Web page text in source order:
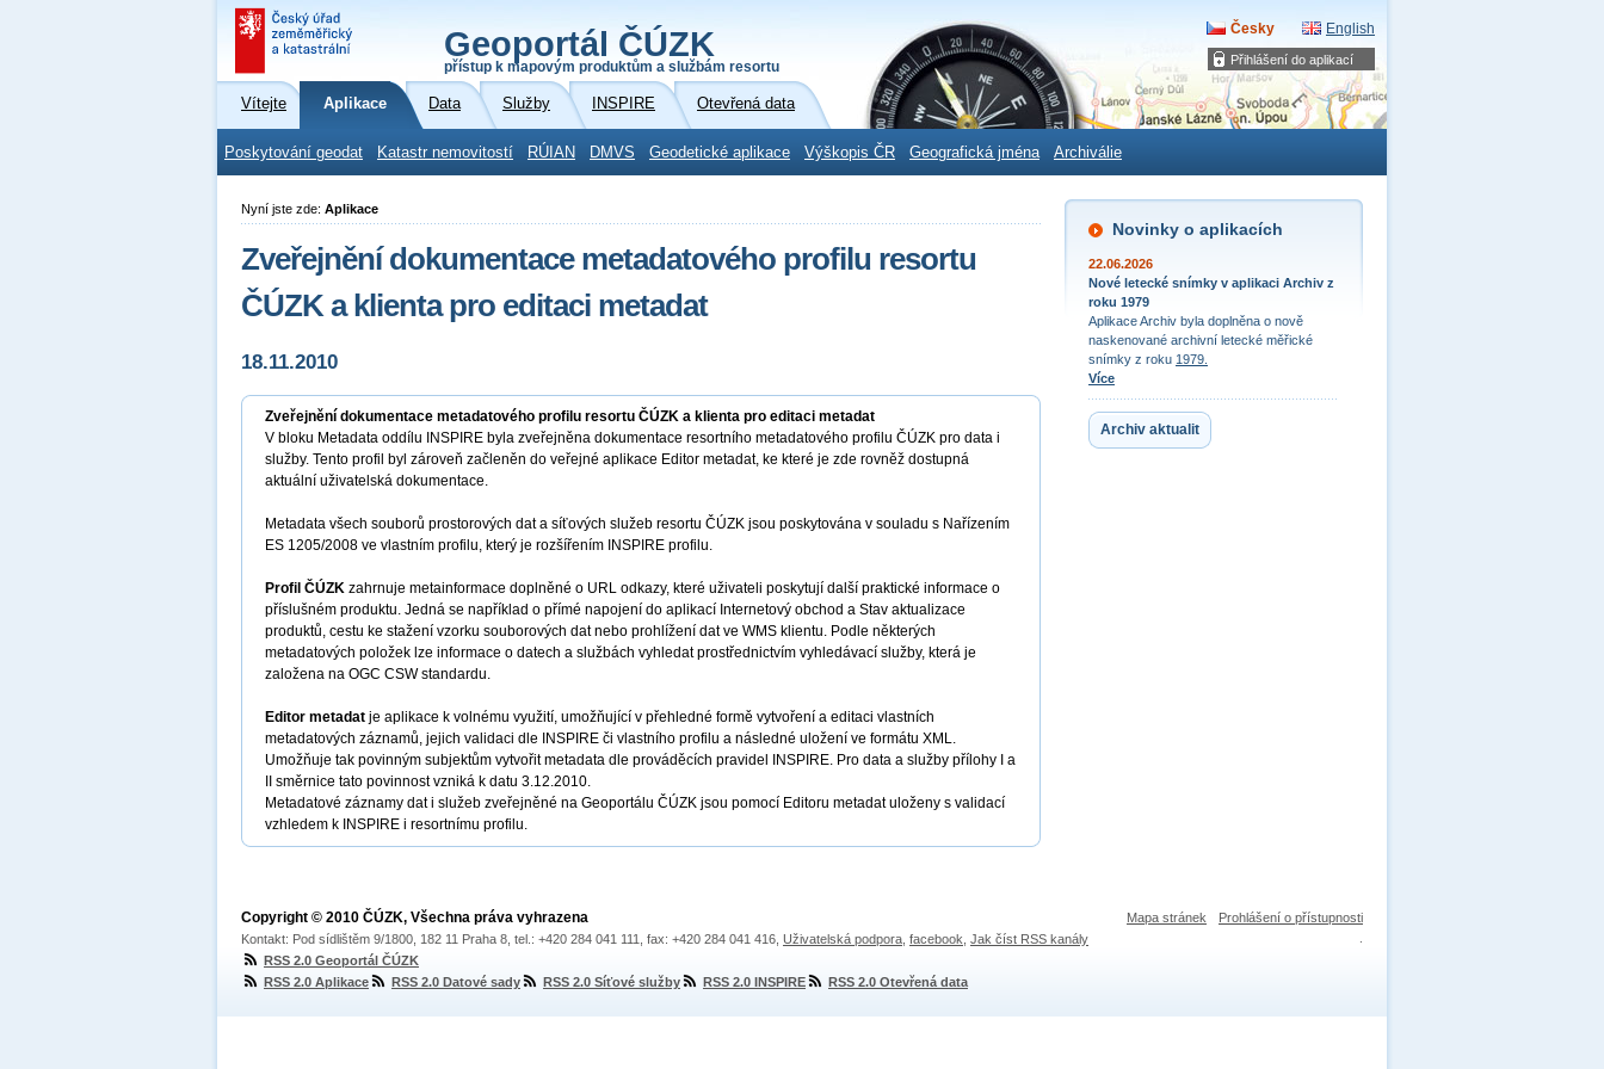
Přihlášení do aplikací
Geoportál ČÚZK
přístup k mapovým produktům a službám resortu
Česky English
Vítejte Aplikace Data Služby INSPIRE Otevřená data
Poskytování geodat Katastr nemovitostí RÚIAN DMVS Geodetické aplikace Výškopis ČR Geografická jména Archiválie
Novinky o aplikacích
22.06.2026
Nové letecké snímky v aplikaci Archiv z
roku 1979
Aplikace Archiv byla doplněna o nově
naskenované archivní letecké měřické
snímky z roku 1979.
Více
Archiv aktualit
Nyní jste zde: Aplikace
Zveřejnění dokumentace metadatového profilu resortu
ČÚZK a klienta pro editaci metadat
18.11.2010
Zveřejnění dokumentace metadatového profilu resortu ČÚZK a klienta pro editaci metadat
V bloku Metadata oddílu INSPIRE byla zveřejněna dokumentace resortního metadatového profilu ČÚZK pro data i
služby. Tento profil byl zároveň začleněn do veřejné aplikace Editor metadat, ke které je zde rovněž dostupná
aktuální uživatelská dokumentace.
Metadata všech souborů prostorových dat a síťových služeb resortu ČÚZK jsou poskytována v souladu s Nařízením
ES 1205/2008 ve vlastním profilu, který je rozšířením INSPIRE profilu.
Profil ČÚZK zahrnuje metainformace doplněné o URL odkazy, které uživateli poskytují další praktické informace o
příslušném produktu. Jedná se například o přímé napojení do aplikací Internetový obchod a Stav aktualizace
produktů, cestu ke stažení vzorku souborových dat nebo prohlížení dat ve WMS klientu. Podle některých
metadatových položek lze informace o datech a službách vyhledat prostřednictvím vyhledávací služby, která je
založena na OGC CSW standardu.
Editor metadat je aplikace k volnému využití, umožňující v přehledné formě vytvoření a editaci vlastních
metadatových záznamů, jejich validaci dle INSPIRE či vlastního profilu a následné uložení ve formátu XML.
Umožňuje tak povinným subjektům vytvořit metadata dle prováděcích pravidel INSPIRE. Pro data a služby přílohy I a
II směrnice tato povinnost vzniká k datu 3.12.2010.
Metadatové záznamy dat i služeb zveřejněné na Geoportálu ČÚZK jsou pomocí Editoru metadat uloženy s validací
vzhledem k INSPIRE i resortnímu profilu.
Mapa stránek Prohlášení o přístupnosti
Copyright © 2010 ČÚZK, Všechna práva vyhrazena
Kontakt: Pod sídlištěm 9/1800, 182 11 Praha 8, tel.: +420 284 041 111, fax: +420 284 041 416, Uživatelská podpora facebook Jak číst RSS kanály
RSS 2.0 Geoportál ČÚZK
RSS 2.0 Aplikace
RSS 2.0 Datové sady RSS 2.0 Síťové služby RSS 2.0 INSPIRE RSS 2.0 Otevřená data